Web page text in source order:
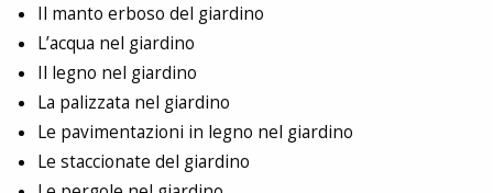
Il manto erboso del giardino
L’acqua nel giardino
Il legno nel giardino
La palizzata nel giardino
Le pavimentazioni in legno nel giardino
Le staccionate del giardino